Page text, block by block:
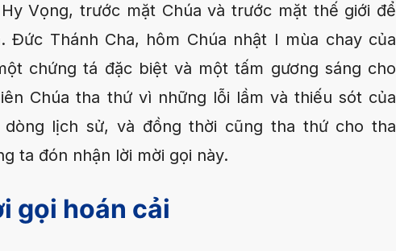
Vọng, trước mặt Chúa và trước mặt thế giới để
Ðức Thánh Cha, hôm Chúa nhật I mùa chay của
chứng tá đặc biệt và một tấm gương sáng cho
Chúa tha thứ vì những lỗi lầm và thiếu sót của
dòng lịch sử, và đồng thời cũng tha thứ cho tha
ta đón nhận lời mời gọi này.
gọi hoán cải